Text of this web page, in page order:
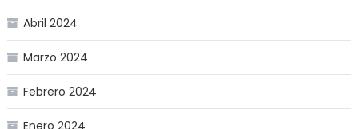
Abril 2024
Marzo 2024
Febrero 2024
Enero 2024